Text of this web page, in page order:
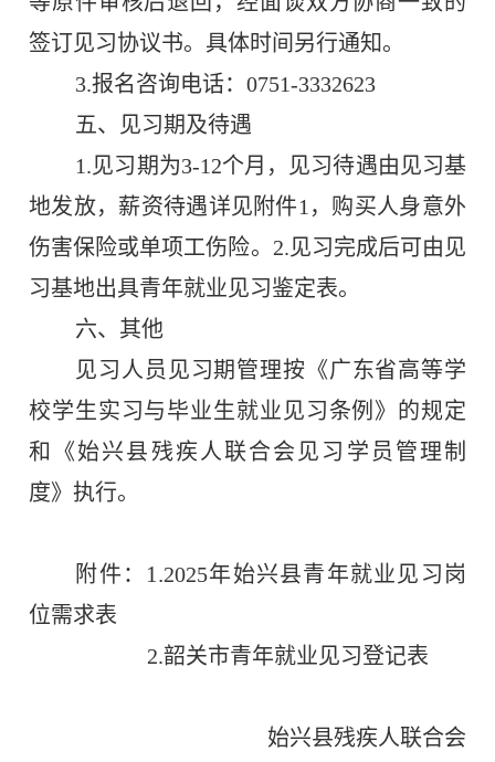
签订见习协议书。具体时间另行通知。
3.报名咨询电话：0751-3332623
五、见习期及待遇
1.见习期为3-12个月，见习待遇由见习基
地发放，薪资待遇详见附件1 ，购买人身意外
伤害保险或单项工伤险。 2.见习完成后可由见
习基地出具青年就业见习鉴定表。
六、其他
见习人员见习期管理按《广东省高等学
校学生实习与毕业生就业见习条例》的规定
和《始兴县 残疾人联合会 见习学员管理制
度》执行。
附件： 1.2025年始兴县青年就业见习岗
位需求表
2.韶关市青年就业见习登记表
始兴县残疾人联合会